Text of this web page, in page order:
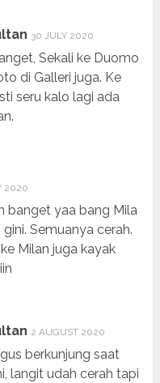
30 JULY 2020
Sekali ke Duomo
di Galleri juga. Ke
seru kalo lagi ada
2020
banget yaa bang Mila
Semuanya cerah.
Milan juga kayak
2 AUGUST 2020
berkunjung saat
langit udah cerah tapi